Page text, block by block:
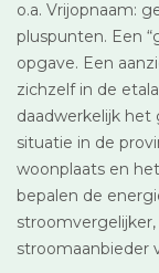
o.a. Vrijopnaam:
pluspunten. Een
opgave. Een
zichzelf in de
daadwerkelijk het
situatie in de
woonplaats en
bepalen de
stroomaanbieder